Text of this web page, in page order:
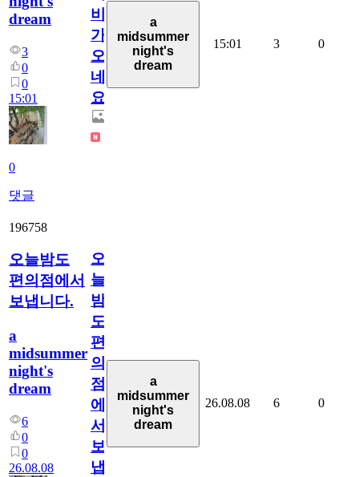
dream
3
0
0
15:01
0
댓글
비
가
오
네
요.
a
midsummer
night's
dream
15:01 3 0
196758
오늘밤도
편의점에서
보냅니다.
a
midsummer
night's
dream
6
0
0
26.08.08
오
늘
밤
도
편
의
점
에
서
보
냅
a
midsummer
night's
dream
26.08.08 6 0